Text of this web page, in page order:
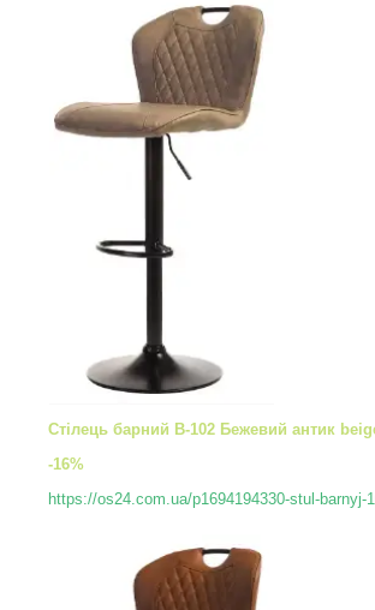
Стілець барний B-102 Бежевий антик
-16%
https://os24.com.ua/p1694194330-stul-barnyj-